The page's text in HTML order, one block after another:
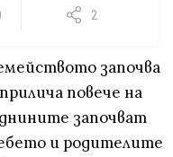
2
започва
повече на
започват
и родителите